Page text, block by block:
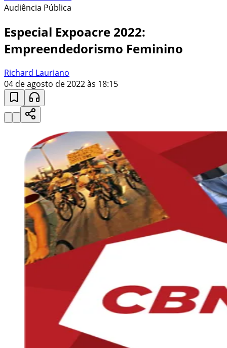
Audiência Pública
Especial Expoacre 2022:
Empreendedorismo Feminino
Richard Lauriano
04 de agosto de 2022 às 18:15